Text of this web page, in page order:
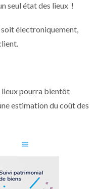
seul état des lieux !
électroniquement,
lieux pourra bientôt
estimation du coût des